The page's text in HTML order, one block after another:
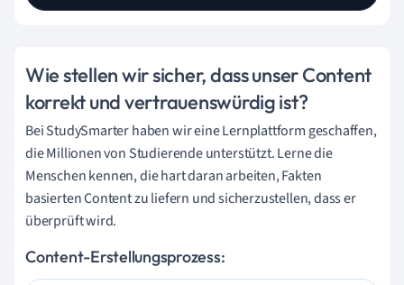
Wie stellen wir sicher, dass unser Content
korrekt und vertrauenswürdig ist?
Bei StudySmarter haben wir eine Lernplattform geschaffen,
die Millionen von Studierende unterstützt. Lerne die
Menschen kennen, die hart daran arbeiten, Fakten
basierten Content zu liefern und sicherzustellen, dass er
überprüft wird.
Content-Erstellungsprozess: